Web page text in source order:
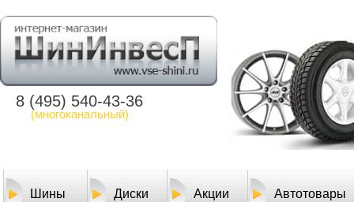
8 (495) 540-43-36
(многоканальный)
Шины Диски Акции Автотовары